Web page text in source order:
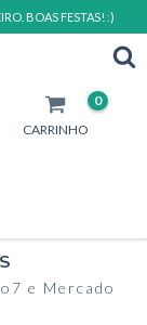
BOAS FESTAS! :)
CARRINHO
0
e Mercado